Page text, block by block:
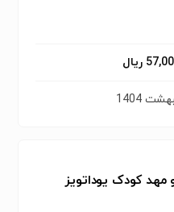
ریال
مهد کودک یوداتویز